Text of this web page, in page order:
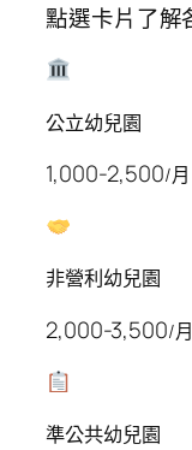
點選卡片了解
公立幼兒園
1,000-2,500/月
非營利幼兒園
2,000-3,500/月
準公共幼兒園